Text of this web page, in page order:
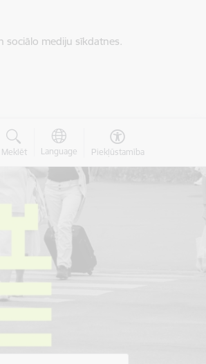
sociālo mediju sīkdatnes.
Meklēt Language Piekļūstamība